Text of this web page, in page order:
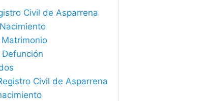
Civil de Asparrena
Civil de Asparrena